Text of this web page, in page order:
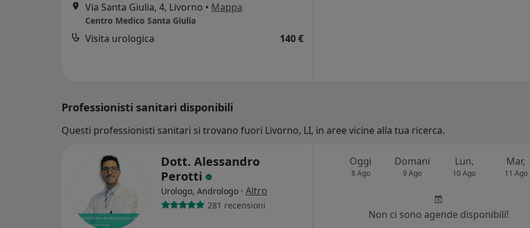
Via Santa Giulia, 4, Livorno • Mappa
Centro Medico Santa Giulia
Visita urologica 140 €
Professionisti sanitari disponibili
Questi professionisti sanitari si trovano fuori Livorno, LI, in aree vicine alla tua ricerca.
Dott. Alessandro
Perotti
Urologo, Andrologo · Altro
281 recensioni
Oggi
8 Ago
Domani
9 Ago
Lun,
10 Ago
Mar,
11 Ago
Non ci sono agende disponibili!